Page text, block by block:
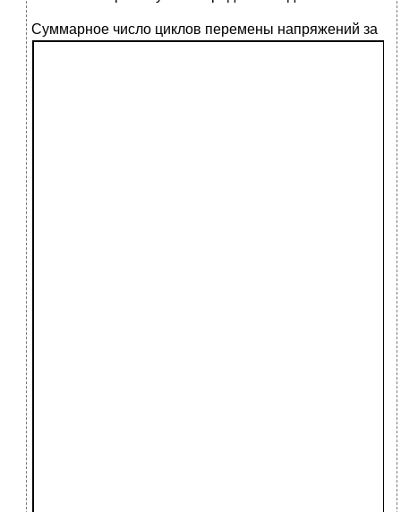
Суммарное число циклов перемены напряжений за